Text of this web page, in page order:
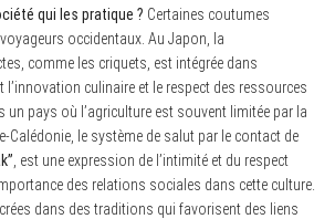
qui les pratique ? Certaines coutumes
occidentaux. Au Japon, la
comme les criquets, est intégrée dans
l’innovation culinaire et le respect des ressources
un pays où l’agriculture est souvent limitée par la
Calédonie, le système de salut par le contact de
, est une expression de l’intimité et du respect
des relations sociales dans cette culture.
dans des traditions qui favorisent des liens